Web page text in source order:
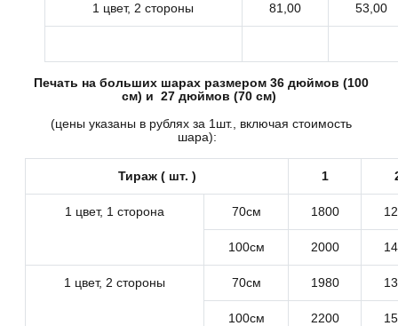
1 цвет, 2 стороны 81,00 53,00
Печать на больших шарах размером 36 дюймов (100
см) и 27 дюймов (70 см)
(цены указаны в рублях за 1шт., включая стоимость
шара):
Тираж ( шт. ) 1
1 цвет, 1 сторона 70см 1800
100см 2000
1 цвет, 2 стороны 70см 1980
100см 2200